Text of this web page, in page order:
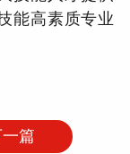
能高素质专业
篇